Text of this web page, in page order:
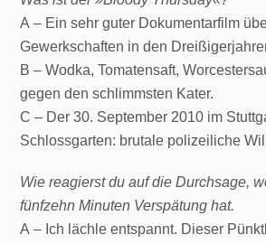
A – Ein sehr guter Dokumentarfilm
Gewerkschaften in den
B – Wodka, Tomatensaft,
gegen den schlimmsten Kater.
C – Der 30. September 2010 im
Schlossgarten: brutale polizeiliche
Wie reagierst du auf die Durchsage,
fünfzehn Minuten Verspätung hat.
A – Ich lächle entspannt. Dieser